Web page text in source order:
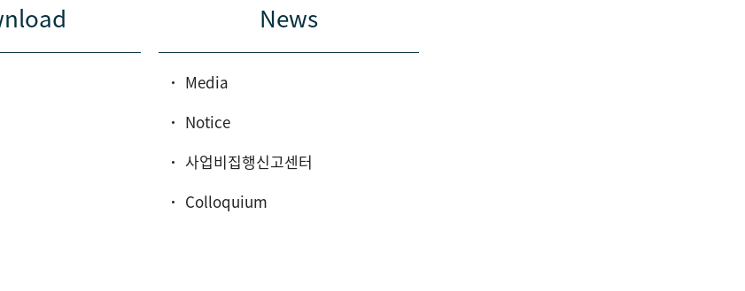
News
Media
Notice
사업비집행신고센터
Colloquium